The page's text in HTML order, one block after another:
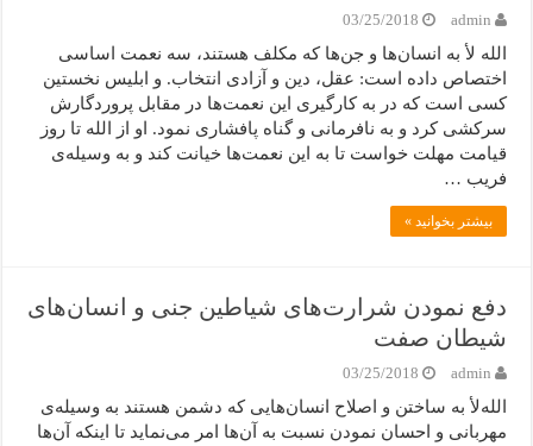
admin
03/25/2018
الله ﻷ به انسان‌ها و جن‌ها که مکلف هستند، سه نعمت اساسی
اختصاص داده است: عقل، دین و آزادی انتخاب. و ابلیس نخستین
کسی است که در به کارگیری این نعمت‌ها در مقابل پروردگارش
سرکشی کرد و به نافرمانی و گناه پافشاری نمود. او از الله تا روز
قیامت مهلت خواست تا به این نعمت‌ها خیانت کند و به وسیله‌ی
فریب …
بیشتر بخوانید »
دفع نمودن شرارت‌های شیاطین جنی و انسان‌های
شیطان صفت
admin
03/25/2018
اللهﻷ به ساختن و اصلاح انسان‌هایی که دشمن هستند به وسیله‌ی
مهربانی و احسان نمودن نسبت به آن‌ها امر می‌نماید تا اینکه آن‌ها